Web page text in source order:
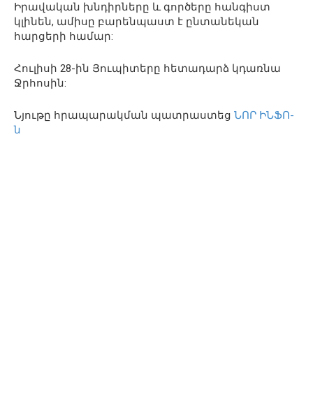
Իրավական խնդիրները և գործերը հանգիստ
կլինեն, ամիսը բարենպաստ է ընտանեկան
հարցերի համար:
Հուլիսի 28-ին Յուպիտերը հետադարձ կդառնա
Ջրհոսին:
Նյութը հրապարակման պատրաստեց ՆՈՐ ԻՆՖՈ-
ն